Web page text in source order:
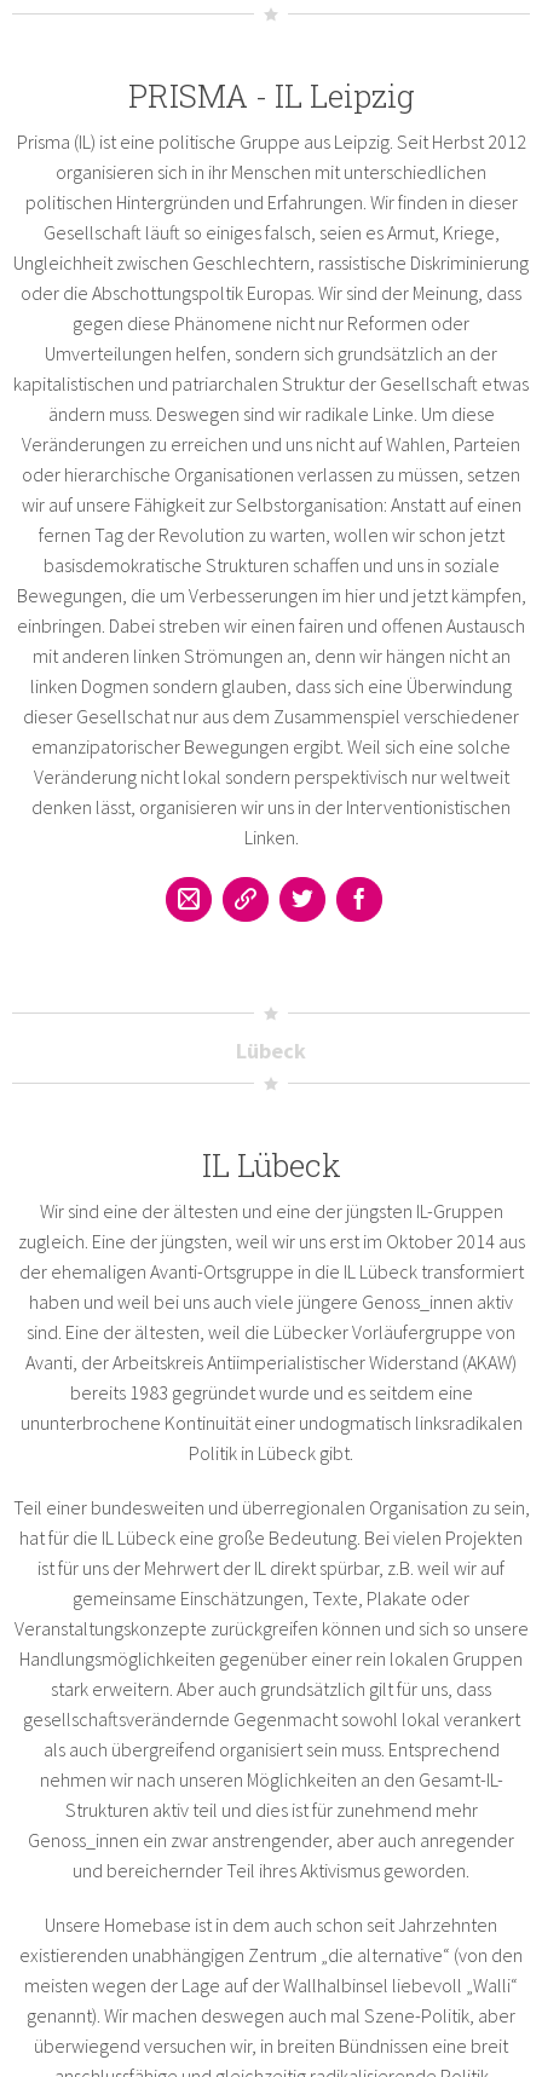
PRISMA - IL Leipzig
Prisma (IL) ist eine politische Gruppe aus Leipzig. Seit Herbst 2012
organisieren sich in ihr Menschen mit unterschiedlichen
politischen Hintergründen und Erfahrungen. Wir finden in dieser
Gesellschaft läuft so einiges falsch, seien es Armut, Kriege,
Ungleichheit zwischen Geschlechtern, rassistische Diskriminierung
oder die Abschottungspoltik Europas. Wir sind der Meinung, dass
gegen diese Phänomene nicht nur Reformen oder
Umverteilungen helfen, sondern sich grundsätzlich an der
kapitalistischen und patriarchalen Struktur der Gesellschaft etwas
ändern muss. Deswegen sind wir radikale Linke. Um diese
Veränderungen zu erreichen und uns nicht auf Wahlen, Parteien
oder hierarchische Organisationen verlassen zu müssen, setzen
wir auf unsere Fähigkeit zur Selbstorganisation: Anstatt auf einen
fernen Tag der Revolution zu warten, wollen wir schon jetzt
basisdemokratische Strukturen schaffen und uns in soziale
Bewegungen, die um Verbesserungen im hier und jetzt kämpfen,
einbringen. Dabei streben wir einen fairen und offenen Austausch
mit anderen linken Strömungen an, denn wir hängen nicht an
linken Dogmen sondern glauben, dass sich eine Überwindung
dieser Gesellschat nur aus dem Zusammenspiel verschiedener
emanzipatorischer Bewegungen ergibt. Weil sich eine solche
Veränderung nicht lokal sondern perspektivisch nur weltweit
denken lässt, organisieren wir uns in der Interventionistischen
Linken.
Lübeck
IL Lübeck
Wir sind eine der ältesten und eine der jüngsten IL-Gruppen
zugleich. Eine der jüngsten, weil wir uns erst im Oktober 2014 aus
der ehemaligen Avanti-Ortsgruppe in die IL Lübeck transformiert
haben und weil bei uns auch viele jüngere Genoss_innen aktiv
sind. Eine der ältesten, weil die Lübecker Vorläufergruppe von
Avanti, der Arbeitskreis Antiimperialistischer Widerstand (AKAW)
bereits 1983 gegründet wurde und es seitdem eine
ununterbrochene Kontinuität einer undogmatisch linksradikalen
Politik in Lübeck gibt.
Teil einer bundesweiten und überregionalen Organisation zu sein,
hat für die IL Lübeck eine große Bedeutung. Bei vielen Projekten
ist für uns der Mehrwert der IL direkt spürbar, z.B. weil wir auf
gemeinsame Einschätzungen, Texte, Plakate oder
Veranstaltungskonzepte zurückgreifen können und sich so unsere
Handlungsmöglichkeiten gegenüber einer rein lokalen Gruppen
stark erweitern. Aber auch grundsätzlich gilt für uns, dass
gesellschaftsverändernde Gegenmacht sowohl lokal verankert
als auch übergreifend organisiert sein muss. Entsprechend
nehmen wir nach unseren Möglichkeiten an den Gesamt-IL-
Strukturen aktiv teil und dies ist für zunehmend mehr
Genoss_innen ein zwar anstrengender, aber auch anregender
und bereichernder Teil ihres Aktivismus geworden.
Unsere Homebase ist in dem auch schon seit Jahrzehnten
existierenden unabhängigen Zentrum „die alternative“ (von den
meisten wegen der Lage auf der Wallhalbinsel liebevoll „Walli“
genannt). Wir machen deswegen auch mal Szene-Politik, aber
überwiegend versuchen wir, in breiten Bündnissen eine breit